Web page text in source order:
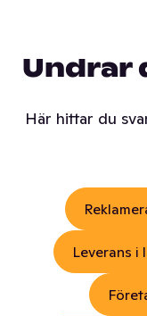
Undrar
Här hittar du
Leverans i